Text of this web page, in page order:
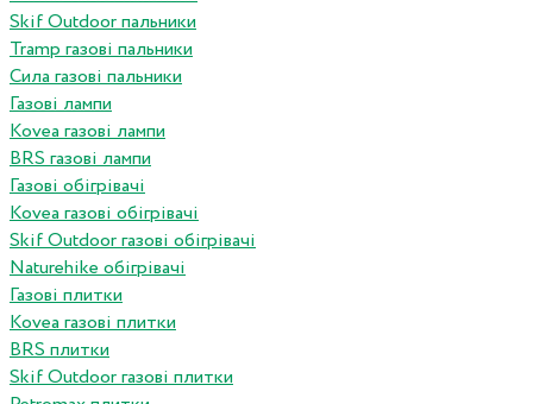
Skif Outdoor пальники
Tramp газові пальники
Сила газові пальники
Газові лампи
Kovea газові лампи
BRS газові лампи
Газові обігрівачі
Kovea газові обігрівачі
Skif Outdoor газові обігрівачі
Naturehike обігрівачі
Газові плитки
Kovea газові плитки
BRS плитки
Skif Outdoor газові плитки